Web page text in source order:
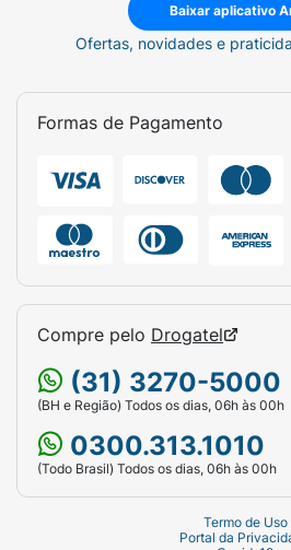
Baixar aplicativo
Ofertas, novidades e
Formas de Pagamento
Compre pelo Drogatel
(31) 3270-5000
(BH e Região) Todos os dias, 06h às 00h
0300.313.1010
(Todo Brasil) Todos os dias, 06h às 00h
Termo de Uso
Portal da